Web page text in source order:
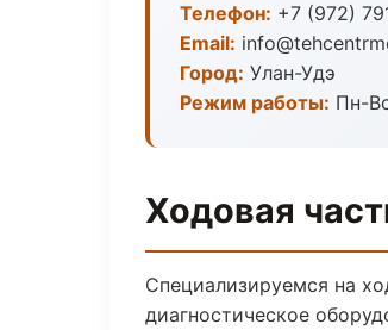
Телефон: +7 (972)
Email:
Город: Улан-Удэ
Режим работы: Пн-
Ходовая
Специализируемся на
диагностическое